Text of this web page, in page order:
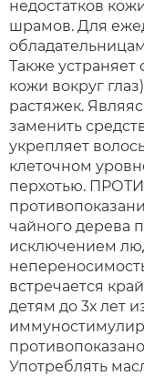
недостатков
шрамов. Для
Также устраняет
кожи вокруг
растяжек.
заменить
укрепляет
клеточном
перхотью.
чайного дерева
исключением
встречается
детям до 3х лет
Употреблять